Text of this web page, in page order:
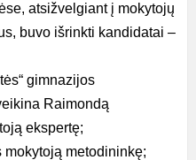
atsižvelgiant į mokytojų
buvo išrinkti kandidatai –
gimnazijos
Raimondą
ekspertę;
metodininkę;